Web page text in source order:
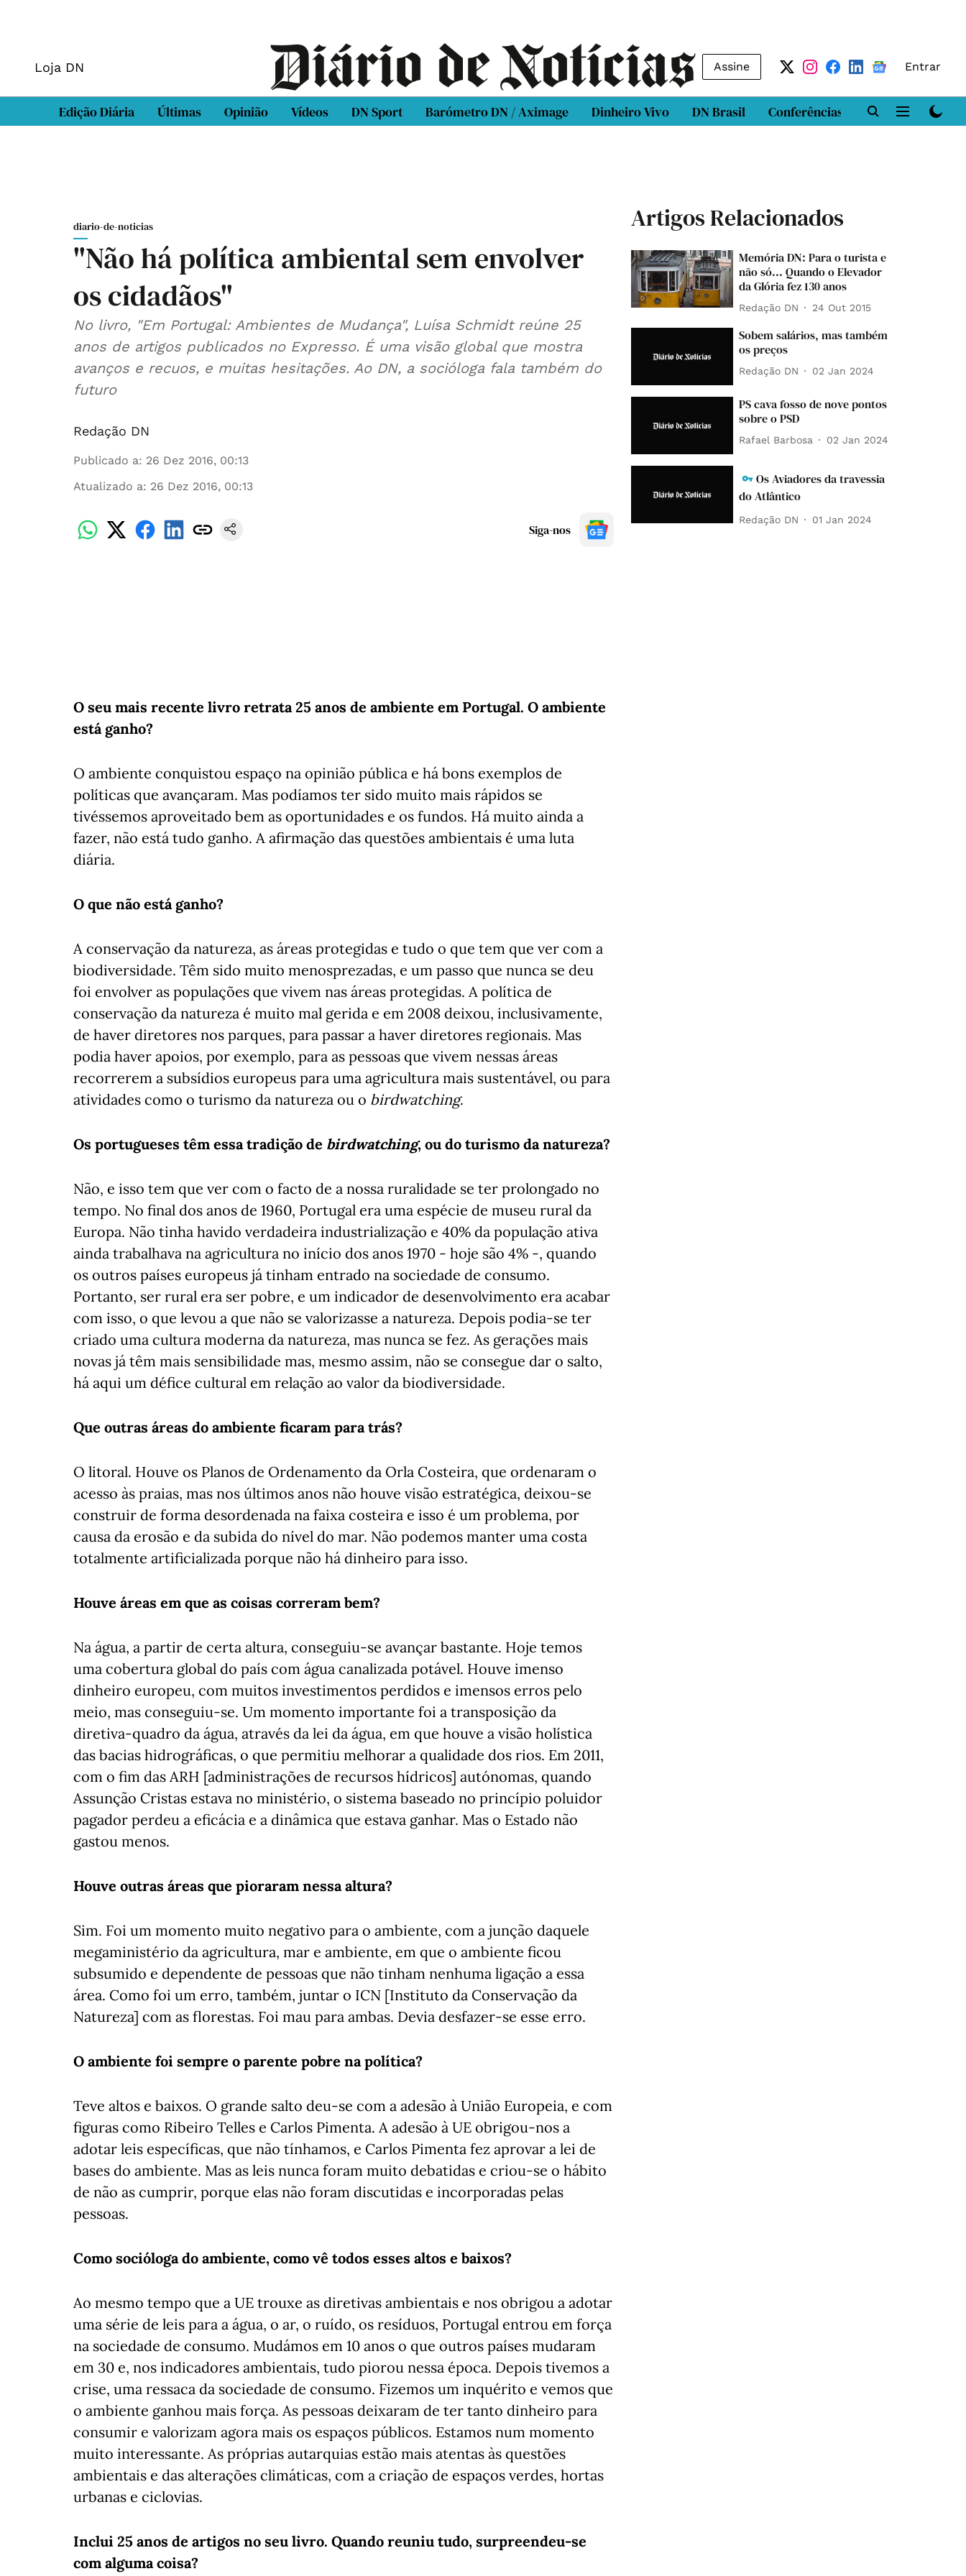
Loja DN Assine Entrar
Edição Diária Últimas Opinião Vídeos DN Sport Barómetro DN / Aximage Dinheiro Vivo DN Brasil Conferências DN LAB
diario-de-noticias
"Não há política ambiental sem envolver
os cidadãos"
No livro, "Em Portugal: Ambientes de Mudança", Luísa Schmidt reúne 25
anos de artigos publicados no Expresso. É uma visão global que mostra
avanços e recuos, e muitas hesitações. Ao DN, a socióloga fala também do
futuro
Redação DN
Publicado a: 26 Dez 2016, 00:13
Atualizado a: 26 Dez 2016, 00:13
Siga-nos
O seu mais recente livro retrata 25 anos de ambiente em Portugal. O ambiente
está ganho?
O ambiente conquistou espaço na opinião pública e há bons exemplos de
políticas que avançaram. Mas podíamos ter sido muito mais rápidos se
tivéssemos aproveitado bem as oportunidades e os fundos. Há muito ainda a
fazer, não está tudo ganho. A afirmação das questões ambientais é uma luta
diária.
O que não está ganho?
A conservação da natureza, as áreas protegidas e tudo o que tem que ver com a
biodiversidade. Têm sido muito menosprezadas, e um passo que nunca se deu
foi envolver as populações que vivem nas áreas protegidas. A política de
conservação da natureza é muito mal gerida e em 2008 deixou, inclusivamente,
de haver diretores nos parques, para passar a haver diretores regionais. Mas
podia haver apoios, por exemplo, para as pessoas que vivem nessas áreas
recorrerem a subsídios europeus para uma agricultura mais sustentável, ou para
atividades como o turismo da natureza ou o birdwatching.
Os portugueses têm essa tradição de birdwatching, ou do turismo da natureza?
Não, e isso tem que ver com o facto de a nossa ruralidade se ter prolongado no
tempo. No final dos anos de 1960, Portugal era uma espécie de museu rural da
Europa. Não tinha havido verdadeira industrialização e 40% da população ativa
ainda trabalhava na agricultura no início dos anos 1970 - hoje são 4% -, quando
os outros países europeus já tinham entrado na sociedade de consumo.
Portanto, ser rural era ser pobre, e um indicador de desenvolvimento era acabar
com isso, o que levou a que não se valorizasse a natureza. Depois podia-se ter
criado uma cultura moderna da natureza, mas nunca se fez. As gerações mais
novas já têm mais sensibilidade mas, mesmo assim, não se consegue dar o salto,
há aqui um défice cultural em relação ao valor da biodiversidade.
Que outras áreas do ambiente ficaram para trás?
O litoral. Houve os Planos de Ordenamento da Orla Costeira, que ordenaram o
acesso às praias, mas nos últimos anos não houve visão estratégica, deixou-se
construir de forma desordenada na faixa costeira e isso é um problema, por
causa da erosão e da subida do nível do mar. Não podemos manter uma costa
totalmente artificializada porque não há dinheiro para isso.
Houve áreas em que as coisas correram bem?
Na água, a partir de certa altura, conseguiu-se avançar bastante. Hoje temos
uma cobertura global do país com água canalizada potável. Houve imenso
dinheiro europeu, com muitos investimentos perdidos e imensos erros pelo
meio, mas conseguiu-se. Um momento importante foi a transposição da
diretiva-quadro da água, através da lei da água, em que houve a visão holística
das bacias hidrográficas, o que permitiu melhorar a qualidade dos rios. Em 2011,
com o fim das ARH [administrações de recursos hídricos] autónomas, quando
Assunção Cristas estava no ministério, o sistema baseado no princípio poluidor
pagador perdeu a eficácia e a dinâmica que estava ganhar. Mas o Estado não
gastou menos.
Houve outras áreas que pioraram nessa altura?
Sim. Foi um momento muito negativo para o ambiente, com a junção daquele
megaministério da agricultura, mar e ambiente, em que o ambiente ficou
subsumido e dependente de pessoas que não tinham nenhuma ligação a essa
área. Como foi um erro, também, juntar o ICN [Instituto da Conservação da
Natureza] com as florestas. Foi mau para ambas. Devia desfazer-se esse erro.
O ambiente foi sempre o parente pobre na política?
Teve altos e baixos. O grande salto deu-se com a adesão à União Europeia, e com
figuras como Ribeiro Telles e Carlos Pimenta. A adesão à UE obrigou-nos a
adotar leis específicas, que não tínhamos, e Carlos Pimenta fez aprovar a lei de
bases do ambiente. Mas as leis nunca foram muito debatidas e criou-se o hábito
de não as cumprir, porque elas não foram discutidas e incorporadas pelas
pessoas.
Como socióloga do ambiente, como vê todos esses altos e baixos?
Ao mesmo tempo que a UE trouxe as diretivas ambientais e nos obrigou a adotar
uma série de leis para a água, o ar, o ruído, os resíduos, Portugal entrou em força
na sociedade de consumo. Mudámos em 10 anos o que outros países mudaram
em 30 e, nos indicadores ambientais, tudo piorou nessa época. Depois tivemos a
crise, uma ressaca da sociedade de consumo. Fizemos um inquérito e vemos que
o ambiente ganhou mais força. As pessoas deixaram de ter tanto dinheiro para
consumir e valorizam agora mais os espaços públicos. Estamos num momento
muito interessante. As próprias autarquias estão mais atentas às questões
ambientais e das alterações climáticas, com a criação de espaços verdes, hortas
urbanas e ciclovias.
Inclui 25 anos de artigos no seu livro. Quando reuniu tudo, surpreendeu-se
com alguma coisa?
Artigos Relacionados
Memória DN: Para o turista e
não só... Quando o Elevador
da Glória fez 130 anos
Redação DN 24 Out 2015
Sobem salários, mas também
os preços
Redação DN 02 Jan 2024
PS cava fosso de nove pontos
sobre o PSD
Rafael Barbosa 02 Jan 2024
Os Aviadores da travessia
do Atlântico
Redação DN 01 Jan 2024